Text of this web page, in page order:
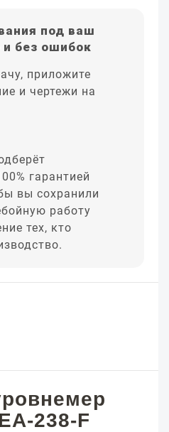
под ваш
без ошибок
приложите
и чертежи на
гарантией
вы сохранили
работу
тех, кто
238-F